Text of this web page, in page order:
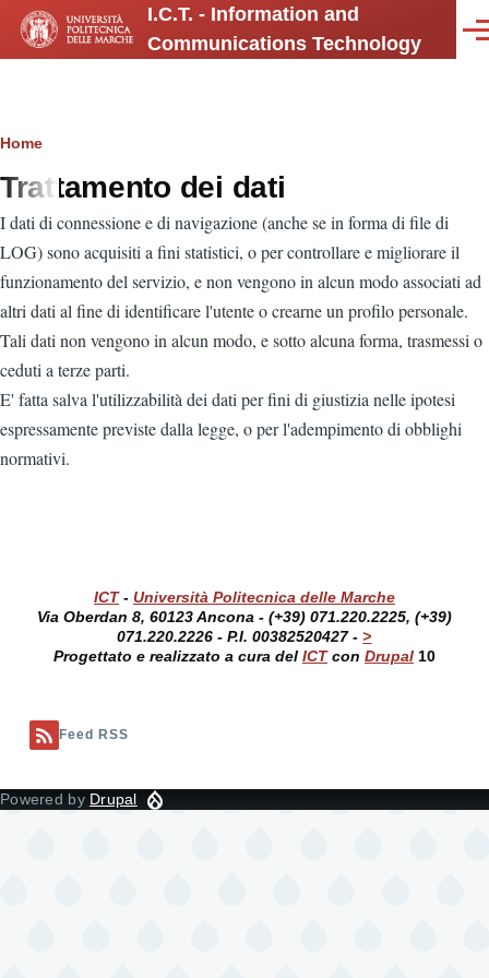
Salta al contenuto principaleI.C.T. - Information and
Communications Technology
Briciole
di
pane
Home
Trattamento dei dati
I dati di connessione e di navigazione (anche se in forma di file di
LOG) sono acquisiti a fini statistici, o per controllare e migliorare il
funzionamento del servizio, e non vengono in alcun modo associati ad
altri dati al fine di identificare l'utente o crearne un profilo personale.
Tali dati non vengono in alcun modo, e sotto alcuna forma, trasmessi o
ceduti a terze parti.
E' fatta salva l'utilizzabilità dei dati per fini di giustizia nelle ipotesi
espressamente previste dalla legge, o per l'adempimento di obblighi
normativi.
ICT- Università Politecnica delle Marche
Via Oberdan 8, 60123 Ancona - (+39) 071.220.2225, (+39)
071.220.2226 - P.I. 00382520427 ->
Progettato e realizzato a cura del ICTcon Drupal10
Feed RSS
Powered by Drupal